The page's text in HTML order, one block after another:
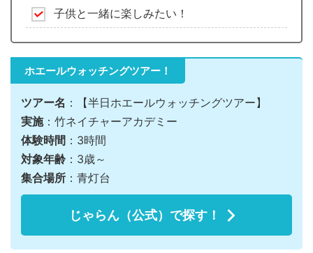
子供と一緒に楽しみたい！
ホエールウォッチングツアー！
ツアー名 ：【半日ホエールウォッチングツアー】
実施：竹ネイチャーアカデミー
体験時間 ：3時間
対象年齢 ：3歳～
集合場所 ：青灯台
じゃらん（公式）で探す！